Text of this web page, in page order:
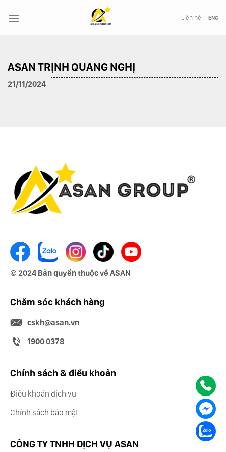
đến
Liên hệ ENG
ASAN TRỊNH QUANG NGHỊ
21/11/2024
© 2024 Bản quyền thuộc về ASAN
Chăm sóc khách hàng
cskh@asan.vn
1900 0378
Chính sách & điều khoản
Điều khoản dịch vụ
Chính sách bảo mật
CÔNG TY TNHH DỊCH VỤ ASAN